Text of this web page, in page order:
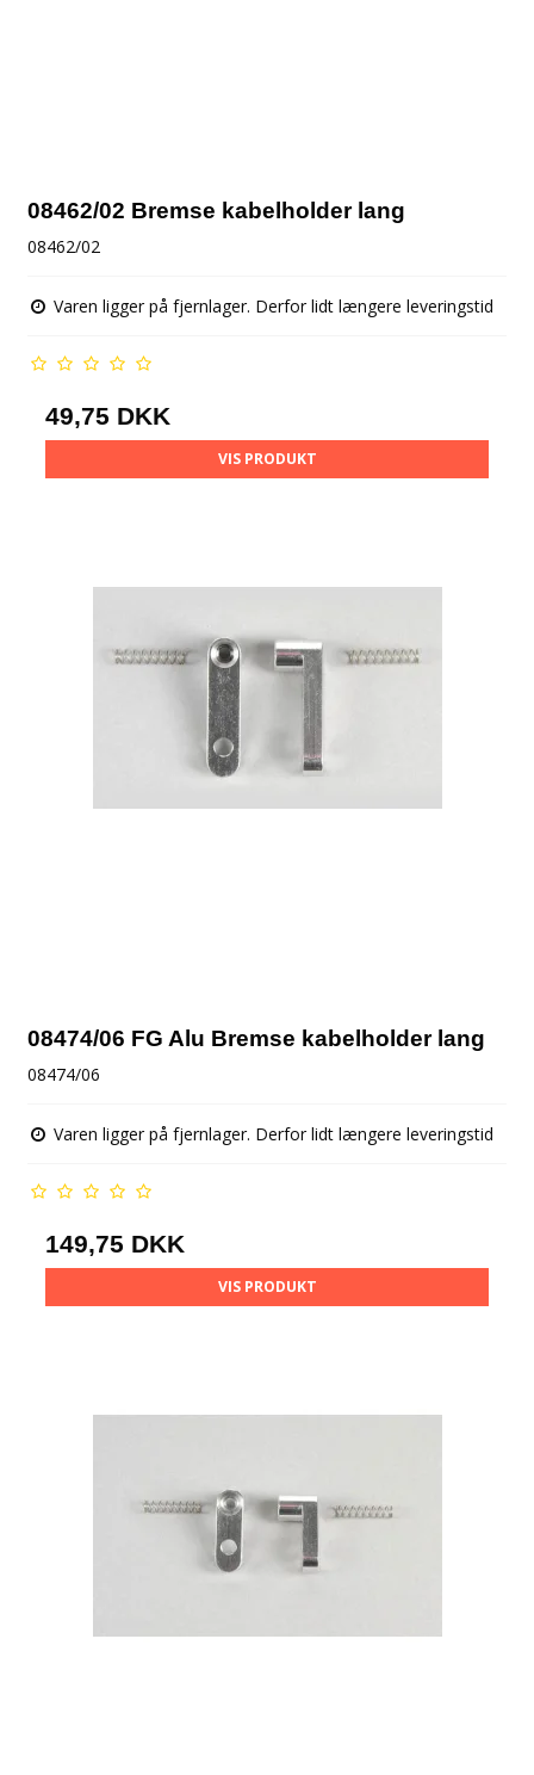
08462/02 Bremse kabelholder lang
08462/02
Varen ligger på fjernlager. Derfor lidt længere leveringstid
49,75 DKK
VIS PRODUKT
08474/06 FG Alu Bremse kabelholder lang
08474/06
Varen ligger på fjernlager. Derfor lidt længere leveringstid
149,75 DKK
VIS PRODUKT